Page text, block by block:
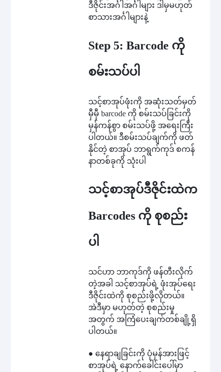
ဒီဇိုင်းအင်္ဂါအင်္ဂါများ ဒါမှမဟုတ်
စာသားအင်္ဂါများနဲ့
Step 5: Barcode ကို
စမ်းသပ်ပါ
သင့်စာအုပ်ဖုံးကို အဆုံးသတ်မှတ်
မှီမှီ barcode ကို စမ်းသပ်ခြင်းကို
မှန်ကန်စွာ စမ်းသပ်ဖို့ အရေးကြီး
ပါတယ်။ ဒီစမ်းသပ်ချက်ကို ဖတ်
နိုင်တဲ့ စာအုပ် ဘာရွက်ကုဒ် စကန်
နာတစ်ခုကို သုံးပါ
သင့်စာအုပ်ဒီဇိုင်းထဲက
Barcodes ကို စုစည်း
ပါ
သင်ဟာ ဘာကုဒ်ကို ဖန်တီးလိုက်
တဲ့အခါ သင့်စာအုပ်ရဲ့ ဖုံးအုပ်ရေး
ဒီဇိုင်းထဲကို စုစည်းဖို့လိုတယ်။
အဲဒီမှာ မဟုတ်တဲ့ စုစည်းမှု
အတွက် အကြံပေးချက်တစ်ချို့ရှိ
ပါတယ်။
● နေရာချခြင်းကို ပုံမှန်အားဖြင့်
စာအုပ်ရဲ့ နောက်ခေါင်းပေါ်မှာ